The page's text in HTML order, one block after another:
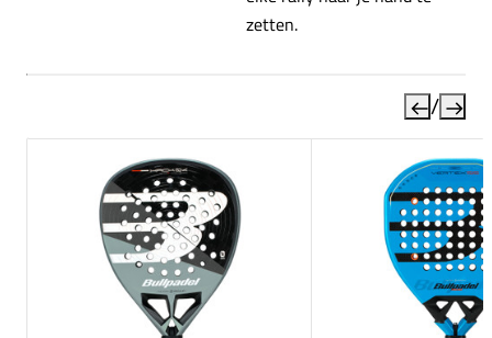
zetten.
/